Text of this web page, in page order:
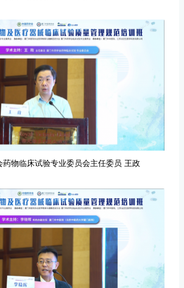
药物临床试验专业委员会主任委员 王政